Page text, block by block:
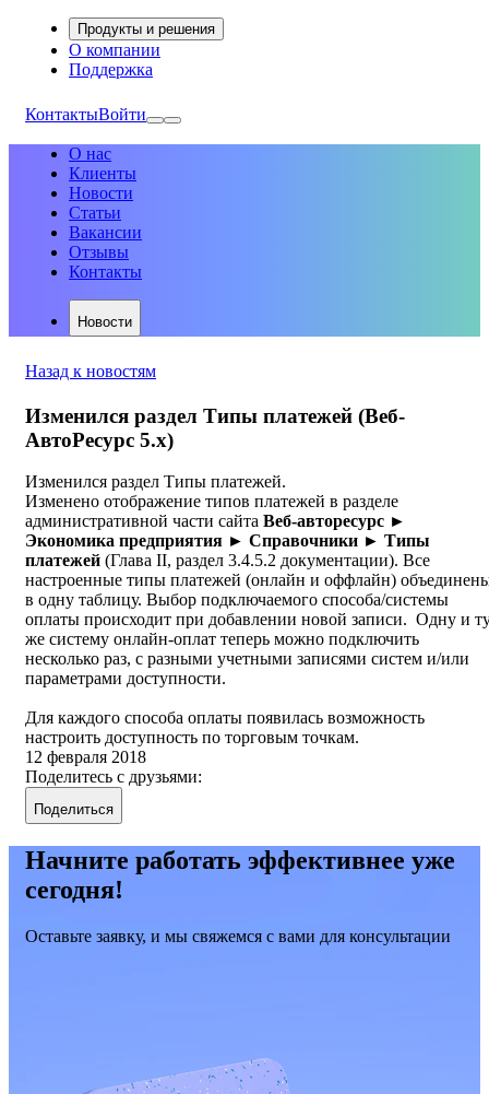
Продукты и решения
О компании
Поддержка
КонтактыВойти
О нас
Клиенты
Новости
Статьи
Вакансии
Отзывы
Контакты
Новости
Назад к новостям
Изменился раздел Типы платежей (Веб-
АвтоРесурс 5.х)
Изменился раздел Типы платежей.
Изменено отображение типов платежей в разделе
административной части сайта Веб-авторесурс ►
Экономика предприятия ► Справочники ► Типы
платежей (Глава II, раздел 3.4.5.2 документации). Все
настроенные типы платежей (онлайн и оффлайн)
в одну таблицу. Выбор подключаемого способа/системы
оплаты происходит при добавлении новой записи. Одну и
же систему онлайн-оплат теперь можно подключить
несколько раз, с разными учетными записями систем и/или
параметрами доступности.
Для каждого способа оплаты появилась возможность
настроить доступность по торговым точкам.
12 февраля 2018
Поделитесь с друзьями:
Поделиться
Начните работать эффективнее уже
сегодня!
Оставьте заявку, и мы свяжемся с вами для консультации